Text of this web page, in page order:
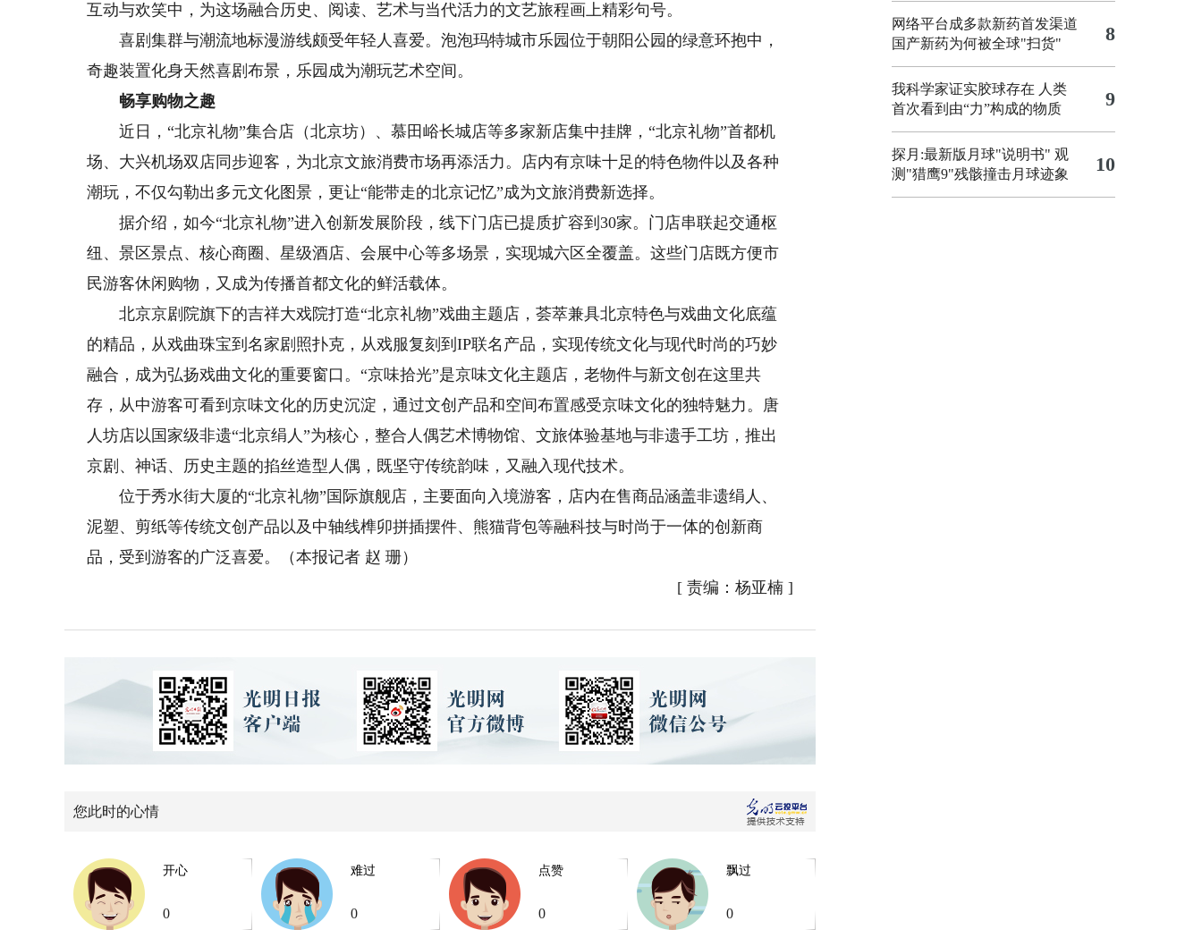
互动与欢笑中，为这场融合历史、阅读、艺术与当代活力的文艺旅程画上精彩句号。
喜剧集群与潮流地标漫游线颇受年轻人喜爱。泡泡玛特城市乐园位于朝阳公园的绿意环抱中，
奇趣装置化身天然喜剧布景，乐园成为潮玩艺术空间。
畅享购物之趣
近日，“北京礼物”集合店（北京坊）、慕田峪长城店等多家新店集中挂牌，“北京礼物”首都机
场、大兴机场双店同步迎客，为北京文旅消费市场再添活力。店内有京味十足的特色物件以及各种
潮玩，不仅勾勒出多元文化图景，更让“能带走的北京记忆”成为文旅消费新选择。
据介绍，如今“北京礼物”进入创新发展阶段，线下门店已提质扩容到30家。门店串联起交通枢
纽、景区景点、核心商圈、星级酒店、会展中心等多场景，实现城六区全覆盖。这些门店既方便市
民游客休闲购物，又成为传播首都文化的鲜活载体。
北京京剧院旗下的吉祥大戏院打造“北京礼物”戏曲主题店，荟萃兼具北京特色与戏曲文化底蕴
的精品，从戏曲珠宝到名家剧照扑克，从戏服复刻到IP联名产品，实现传统文化与现代时尚的巧妙
融合，成为弘扬戏曲文化的重要窗口。“京味拾光”是京味文化主题店，老物件与新文创在这里共
存，从中游客可看到京味文化的历史沉淀，通过文创产品和空间布置感受京味文化的独特魅力。唐
人坊店以国家级非遗“北京绢人”为核心，整合人偶艺术博物馆、文旅体验基地与非遗手工坊，推出
京剧、神话、历史主题的掐丝造型人偶，既坚守传统韵味，又融入现代技术。
位于秀水街大厦的“北京礼物”国际旗舰店，主要面向入境游客，店内在售商品涵盖非遗绢人、
泥塑、剪纸等传统文创产品以及中轴线榫卯拼插摆件、熊猫背包等融科技与时尚于一体的创新商
品，受到游客的广泛喜爱。（本报记者 赵 珊）
[ 责编：杨亚楠 ]
您此时的心情
开心
0
难过
0
点赞
0
飘过
0
网络平台成多款新药首发渠道
国产新药为何被全球"扫货"
8
我科学家证实胶球存在 人类
首次看到由“力”构成的物质
9
探月:最新版月球"说明书" 观
测"猎鹰9"残骸撞击月球迹象
10